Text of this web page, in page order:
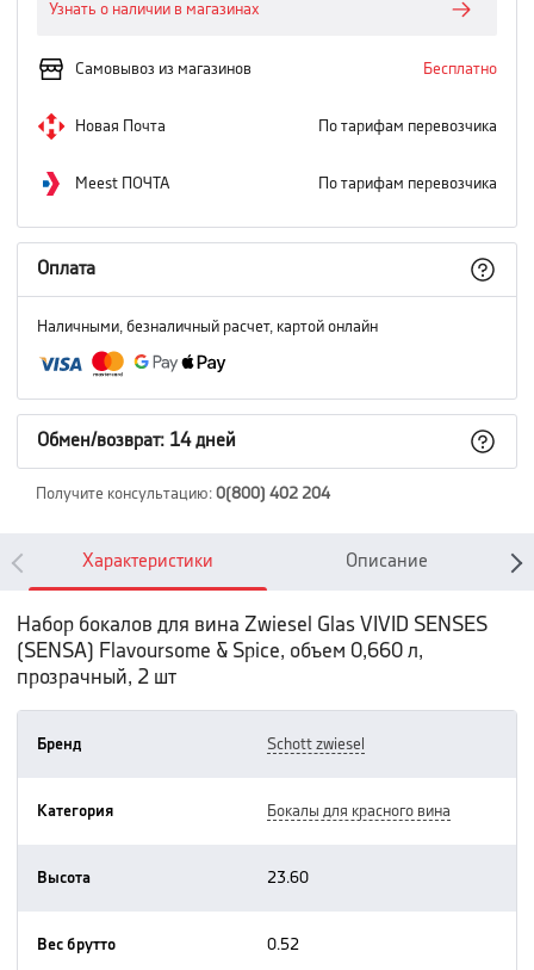
Узнать о наличии в магазинах
Самовывоз из магазинов Бесплатно
Новая Почта По тарифам перевозчика
Meest ПОЧТА По тарифам перевозчика
Оплата
Наличными, безналичный расчет, картой онлайн
Обмен/возврат: 14 дней
Получите консультацию: 0(800) 402 204
Характеристики Описание
Набор бокалов для вина Zwiesel Glas VIVID SENSES
(SENSA) Flavoursome & Spice, объем 0,660 л,
прозрачный, 2 шт
Бренд schott zwiesel
Категория бокалы для красного вина
Высота 23.60
Вес брутто 0.52